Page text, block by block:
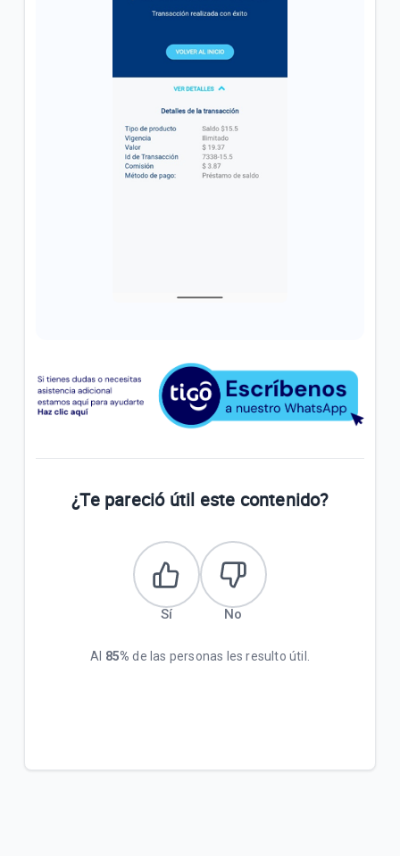
¿Te pareció útil este contenido?
Sí No
Al 85% de las personas les resulto útil.